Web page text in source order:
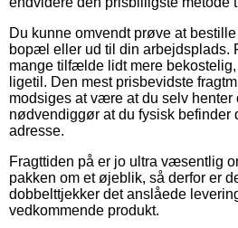
Du kunne omvendt prøve at
bopæl eller ud til din arbejdsplads.
mange tilfælde lidt mere
ligetil. Den mest prisbevidste
modsiges at være at du selv
nødvendiggør at du fysisk
adresse.
Fragttiden på er jo ultra væsentlig
pakken om et øjeblik, så derfor er
dobbelttjekker det anslåede
vedkommende produkt.